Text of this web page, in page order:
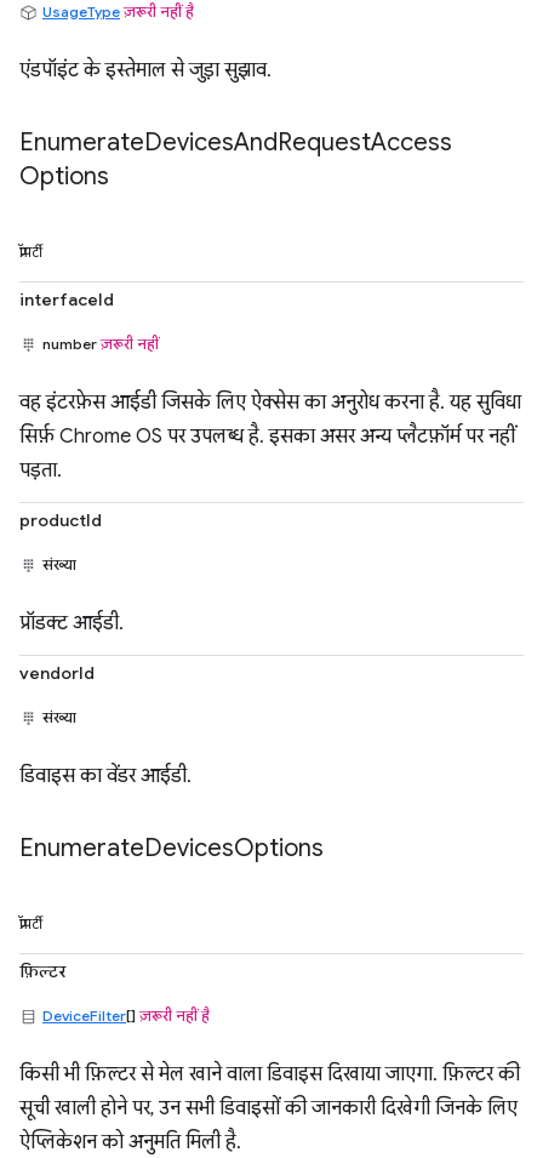
UsageType ज़रूरी नहीं है
एंडपॉइंट के इस्तेमाल से जुड़ा सुझाव.
EnumerateDevicesAndRequestAccess
Options
प्रॉपर्टी
interfaceId
numberज़रूरी नहीं
वह इंटरफ़ेस आईडी जिसके लिए ऐक्सेस का अनुरोध करना है. यह सुविधा
सिर्फ़ Chrome OS पर उपलब्ध है. इसका असर अन्य प्लैटफ़ॉर्म पर नहीं
पड़ता.
productId
संख्या
प्रॉडक्ट आईडी.
vendorId
संख्या
डिवाइस का वेंडर आईडी.
EnumerateDevicesOptions
प्रॉपर्टी
फ़िल्टर
DeviceFilter[]ज़रूरी नहीं है
किसी भी फ़िल्टर से मेल खाने वाला डिवाइस दिखाया जाएगा. फ़िल्टर की
सूची खाली होने पर, उन सभी डिवाइसों की जानकारी दिखेगी जिनके लिए
ऐप्लिकेशन को अनुमति मिली है.